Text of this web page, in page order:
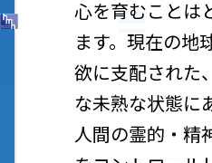
心を育むことは
ます。現在の地
欲に支配された
な未熟な状態に
人間の霊的・精